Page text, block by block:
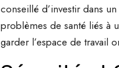
conseillé d’investir dans
problèmes de santé liés à
garder l’espace de travail